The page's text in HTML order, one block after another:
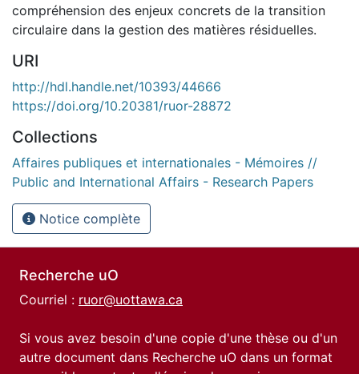
compréhension des enjeux concrets de la transition
circulaire dans la gestion des matières résiduelles.
URI
http://hdl.handle.net/10393/44666
https://doi.org/10.20381/ruor-28872
Collections
Affaires publiques et internationales - Mémoires //
Public and International Affairs - Research Papers
Notice complète
Recherche uO
Courriel : ruor@uottawa.ca
Si vous avez besoin d'une copie d'une thèse ou d'un
autre document dans Recherche uO dans un format